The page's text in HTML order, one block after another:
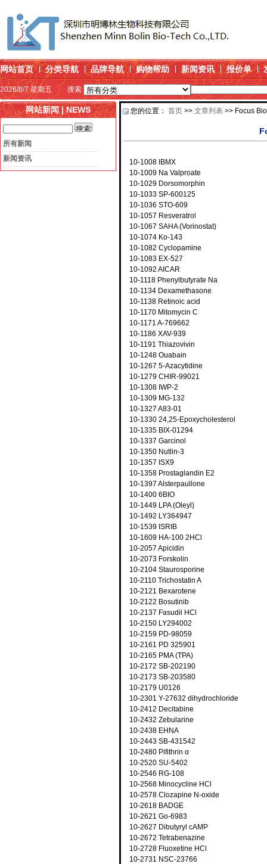
网站首页 分类导航 品牌导航 购物帮助 新闻资讯 报价单
2026/8/7 星期五 搜索
网站新闻 | NEWS
所有新闻
新闻资讯
您的位置： 首页 >> 文章列表 >> Focus
10-1008 IBMX
10-1009 Na Valproate
10-1029 Dorsomorphin
10-1033 SP-600125
10-1036 STO-609
10-1057 Resveratrol
10-1067 SAHA (Vorinostat)
10-1074 Ko-143
10-1082 Cyclopamine
10-1083 EX-527
10-1092 AICAR
10-1118 Phenylbutyrate Na
10-1134 Dexamethasone
10-1138 Retinoic acid
10-1170 Mitomycin C
10-1171 A-769662
10-1186 XAV-939
10-1191 Thiazovivin
10-1248 Ouabain
10-1267 5-Azacytidine
10-1279 CHIR-99021
10-1308 IWP-2
10-1309 MG-132
10-1327 A83-01
10-1330 24,25-Epoxycholesterol
10-1335 BIX-01294
10-1337 Garcinol
10-1350 Nutlin-3
10-1357 ISX9
10-1358 Prostaglandin E2
10-1397 Alsterpaullone
10-1400 6BIO
10-1449 LPA (Oleyl)
10-1492 LY364947
10-1539 ISRIB
10-1609 HA-100 2HCl
10-2057 Apicidin
10-2073 Forskolin
10-2104 Staurosporine
10-2110 Trichostatin A
10-2121 Bexarotene
10-2122 Bosutinib
10-2137 Fasudil HCl
10-2150 LY294002
10-2159 PD-98059
10-2161 PD 325901
10-2165 PMA (TPA)
10-2172 SB-202190
10-2173 SB-203580
10-2179 U0126
10-2301 Y-27632 dihydrochloride
10-2412 Decitabine
10-2432 Zebularine
10-2438 EHNA
10-2443 SB-431542
10-2480 Pifithrin α
10-2520 SU-5402
10-2546 RG-108
10-2568 Minocycline HCl
10-2578 Clozapine N-oxide
10-2618 BADGE
10-2621 Go-6983
10-2627 Dibutyryl cAMP
10-2672 Tetrabenazine
10-2728 Fluoxetine HCl
10-2731 NSC-23766